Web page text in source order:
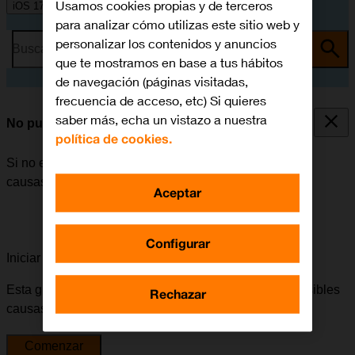
iOS 17
Busca por problema o tema
No puedo realizar llamadas
Si no es posible realizar llamadas, puede haber varias
causas posibles al problema.
Iniciar la guía para solucionar tu problema
Esta guía te va a conducir a través de una serie de posibles
causas y soluciones al problema.
Comenzar
Usamos cookies propias y de terceros
para analizar cómo utilizas este sitio web y
personalizar los contenidos y anuncios
que te mostramos en base a tus hábitos
de navegación (páginas visitadas,
frecuencia de acceso, etc) Si quieres
saber más, echa un vistazo a nuestra
política de cookies.
Configurar
Rechazar
Aceptar